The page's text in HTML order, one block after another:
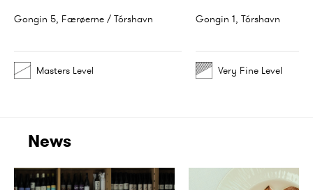
Gongin 5, Færøerne / Tórshavn
Masters Level
Gongin 1, Tórshavn
Very Fine Level
News